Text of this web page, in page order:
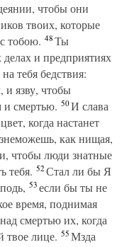
чтобы они
твоих, которые
тобою. 48Ты
и предприятиях
тебя бедствия:
и язву, чтобы
и смертью. 50И слава
когда настанет
как нищая,
чтобы люди знатные
тебя. 52Стал ли бы Я
53если бы ты не
время, поднимая
смертью их, когда
лице. 55Мзда